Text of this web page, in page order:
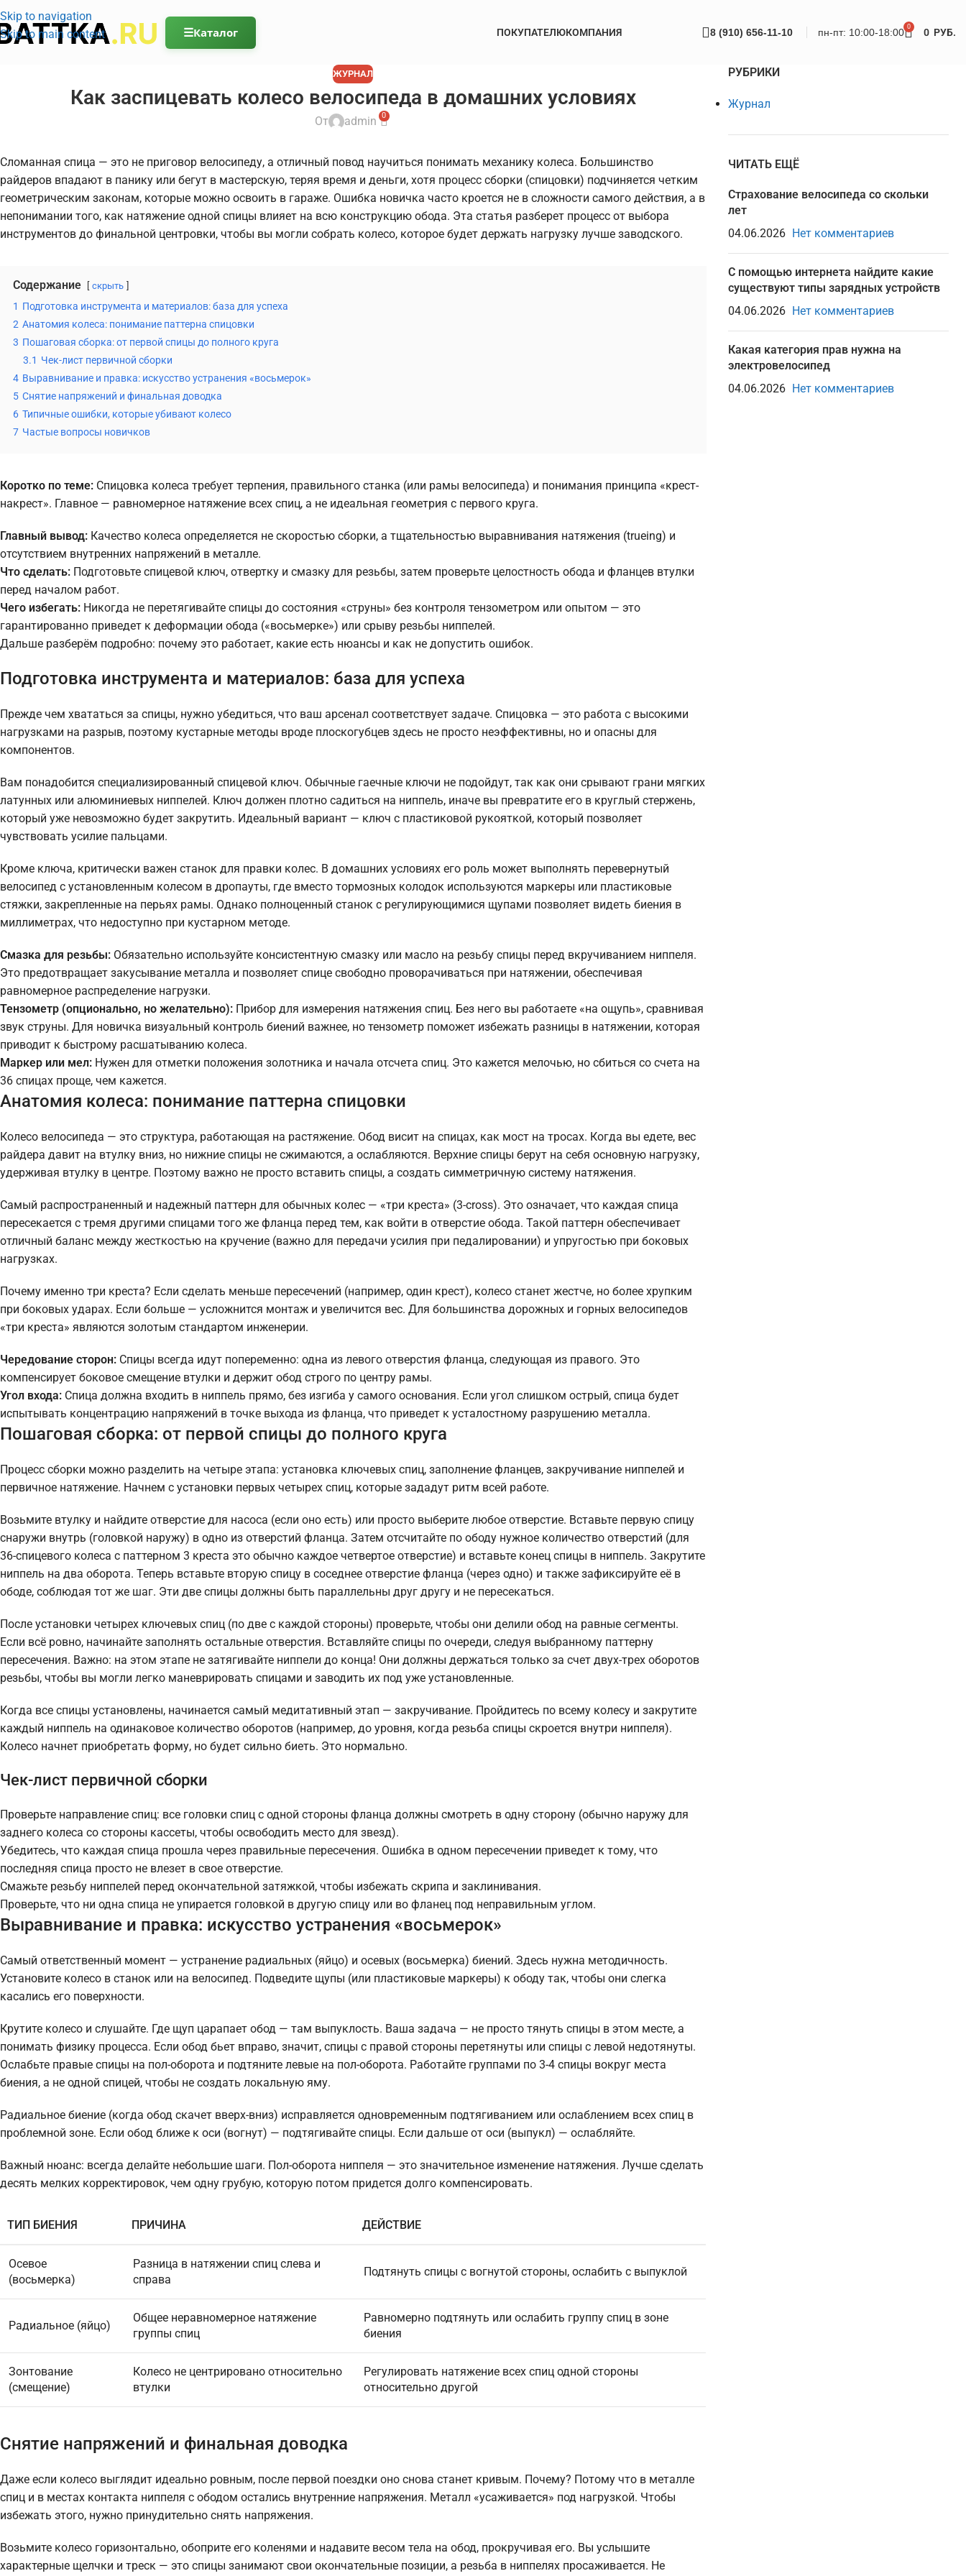
Skip to navigation
Skip to main content
☰Каталог ПОКУПАТЕЛЮКОМПАНИЯ 8 (910) 656-11-10 пн-пт: 10:00-18:00 0 0 РУБ.
ЖУРНАЛ
Как заспицевать колесо велосипеда в домашних условиях
От admin 0
Сломанная спица — это не приговор велосипеду, а отличный повод научиться понимать механику колеса. Большинство
райдеров впадают в панику или бегут в мастерскую, теряя время и деньги, хотя процесс сборки (спицовки) подчиняется четким
геометрическим законам, которые можно освоить в гараже. Ошибка новичка часто кроется не в сложности самого действия, а в
непонимании того, как натяжение одной спицы влияет на всю конструкцию обода. Эта статья разберет процесс от выбора
инструментов до финальной центровки, чтобы вы могли собрать колесо, которое будет держать нагрузку лучше заводского.
Содержание скрыть
1 Подготовка инструмента и материалов: база для успеха
2 Анатомия колеса: понимание паттерна спицовки
3 Пошаговая сборка: от первой спицы до полного круга
3.1 Чек-лист первичной сборки
4 Выравнивание и правка: искусство устранения «восьмерок»
5 Снятие напряжений и финальная доводка
6 Типичные ошибки, которые убивают колесо
7 Частые вопросы новичков
Коротко по теме: Спицовка колеса требует терпения, правильного станка (или рамы велосипеда) и понимания принципа «крест-
накрест». Главное — равномерное натяжение всех спиц, а не идеальная геометрия с первого круга.
Главный вывод: Качество колеса определяется не скоростью сборки, а тщательностью выравнивания натяжения (trueing) и
отсутствием внутренних напряжений в металле.
Что сделать: Подготовьте спицевой ключ, отвертку и смазку для резьбы, затем проверьте целостность обода и фланцев втулки
перед началом работ.
Чего избегать: Никогда не перетягивайте спицы до состояния «струны» без контроля тензометром или опытом — это
гарантированно приведет к деформации обода («восьмерке») или срыву резьбы ниппелей.
Дальше разберём подробно: почему это работает, какие есть нюансы и как не допустить ошибок.
Подготовка инструмента и материалов: база для успеха
Прежде чем хвататься за спицы, нужно убедиться, что ваш арсенал соответствует задаче. Спицовка — это работа с высокими
нагрузками на разрыв, поэтому кустарные методы вроде плоскогубцев здесь не просто неэффективны, но и опасны для
компонентов.
Вам понадобится специализированный спицевой ключ. Обычные гаечные ключи не подойдут, так как они срывают грани мягких
латунных или алюминиевых ниппелей. Ключ должен плотно садиться на ниппель, иначе вы превратите его в круглый стержень,
который уже невозможно будет закрутить. Идеальный вариант — ключ с пластиковой рукояткой, который позволяет
чувствовать усилие пальцами.
Кроме ключа, критически важен станок для правки колес. В домашних условиях его роль может выполнять перевернутый
велосипед с установленным колесом в дропауты, где вместо тормозных колодок используются маркеры или пластиковые
стяжки, закрепленные на перьях рамы. Однако полноценный станок с регулирующимися щупами позволяет видеть биения в
миллиметрах, что недоступно при кустарном методе.
Смазка для резьбы: Обязательно используйте консистентную смазку или масло на резьбу спицы перед вкручиванием ниппеля.
Это предотвращает закусывание металла и позволяет спице свободно проворачиваться при натяжении, обеспечивая
равномерное распределение нагрузки.
Тензометр (опционально, но желательно): Прибор для измерения натяжения спиц. Без него вы работаете «на ощупь», сравнивая
звук струны. Для новичка визуальный контроль биений важнее, но тензометр поможет избежать разницы в натяжении, которая
приводит к быстрому расшатыванию колеса.
Маркер или мел: Нужен для отметки положения золотника и начала отсчета спиц. Это кажется мелочью, но сбиться со счета на
36 спицах проще, чем кажется.
Анатомия колеса: понимание паттерна спицовки
Колесо велосипеда — это структура, работающая на растяжение. Обод висит на спицах, как мост на тросах. Когда вы едете, вес
райдера давит на втулку вниз, но нижние спицы не сжимаются, а ослабляются. Верхние спицы берут на себя основную нагрузку,
удерживая втулку в центре. Поэтому важно не просто вставить спицы, а создать симметричную систему натяжения.
Самый распространенный и надежный паттерн для обычных колес — «три креста» (3-cross). Это означает, что каждая спица
пересекается с тремя другими спицами того же фланца перед тем, как войти в отверстие обода. Такой паттерн обеспечивает
отличный баланс между жесткостью на кручение (важно для передачи усилия при педалировании) и упругостью при боковых
нагрузках.
Почему именно три креста? Если сделать меньше пересечений (например, один крест), колесо станет жестче, но более хрупким
при боковых ударах. Если больше — усложнится монтаж и увеличится вес. Для большинства дорожных и горных велосипедов
«три креста» являются золотым стандартом инженерии.
Чередование сторон: Спицы всегда идут попеременно: одна из левого отверстия фланца, следующая из правого. Это
компенсирует боковое смещение втулки и держит обод строго по центру рамы.
Угол входа: Спица должна входить в ниппель прямо, без изгиба у самого основания. Если угол слишком острый, спица будет
испытывать концентрацию напряжений в точке выхода из фланца, что приведет к усталостному разрушению металла.
Пошаговая сборка: от первой спицы до полного круга
Процесс сборки можно разделить на четыре этапа: установка ключевых спиц, заполнение фланцев, закручивание ниппелей и
первичное натяжение. Начнем с установки первых четырех спиц, которые зададут ритм всей работе.
Возьмите втулку и найдите отверстие для насоса (если оно есть) или просто выберите любое отверстие. Вставьте первую спицу
снаружи внутрь (головкой наружу) в одно из отверстий фланца. Затем отсчитайте по ободу нужное количество отверстий (для
36-спицевого колеса с паттерном 3 креста это обычно каждое четвертое отверстие) и вставьте конец спицы в ниппель. Закрутите
ниппель на два оборота. Теперь вставьте вторую спицу в соседнее отверстие фланца (через одно) и также зафиксируйте её в
ободе, соблюдая тот же шаг. Эти две спицы должны быть параллельны друг другу и не пересекаться.
После установки четырех ключевых спиц (по две с каждой стороны) проверьте, чтобы они делили обод на равные сегменты.
Если всё ровно, начинайте заполнять остальные отверстия. Вставляйте спицы по очереди, следуя выбранному паттерну
пересечения. Важно: на этом этапе не затягивайте ниппели до конца! Они должны держаться только за счет двух-трех оборотов
резьбы, чтобы вы могли легко маневрировать спицами и заводить их под уже установленные.
Когда все спицы установлены, начинается самый медитативный этап — закручивание. Пройдитесь по всему колесу и закрутите
каждый ниппель на одинаковое количество оборотов (например, до уровня, когда резьба спицы скроется внутри ниппеля).
Колесо начнет приобретать форму, но будет сильно биеть. Это нормально.
Чек-лист первичной сборки
Проверьте направление спиц: все головки спиц с одной стороны фланца должны смотреть в одну сторону (обычно наружу для
заднего колеса со стороны кассеты, чтобы освободить место для звезд).
Убедитесь, что каждая спица прошла через правильные пересечения. Ошибка в одном пересечении приведет к тому, что
последняя спица просто не влезет в свое отверстие.
Смажьте резьбу ниппелей перед окончательной затяжкой, чтобы избежать скрипа и заклинивания.
Проверьте, что ни одна спица не упирается головкой в другую спицу или во фланец под неправильным углом.
Выравнивание и правка: искусство устранения «восьмерок»
Самый ответственный момент — устранение радиальных (яйцо) и осевых (восьмерка) биений. Здесь нужна методичность.
Установите колесо в станок или на велосипед. Подведите щупы (или пластиковые маркеры) к ободу так, чтобы они слегка
касались его поверхности.
Крутите колесо и слушайте. Где щуп царапает обод — там выпуклость. Ваша задача — не просто тянуть спицы в этом месте, а
понимать физику процесса. Если обод бьет вправо, значит, спицы с правой стороны перетянуты или спицы с левой недотянуты.
Ослабьте правые спицы на пол-оборота и подтяните левые на пол-оборота. Работайте группами по 3-4 спицы вокруг места
биения, а не одной спицей, чтобы не создать локальную яму.
Радиальное биение (когда обод скачет вверх-вниз) исправляется одновременным подтягиванием или ослаблением всех спиц в
проблемной зоне. Если обод ближе к оси (вогнут) — подтягивайте спицы. Если дальше от оси (выпукл) — ослабляйте.
Важный нюанс: всегда делайте небольшие шаги. Пол-оборота ниппеля — это значительное изменение натяжения. Лучше сделать
десять мелких корректировок, чем одну грубую, которую потом придется долго компенсировать.
ТИП БИЕНИЯ ПРИЧИНА ДЕЙСТВИЕ
Осевое
(восьмерка)
Разница в натяжении спиц слева и
справа
Подтянуть спицы с вогнутой стороны, ослабить с выпуклой
Радиальное (яйцо)
Общее неравномерное натяжение
группы спиц
Равномерно подтянуть или ослабить группу спиц в зоне
биения
Зонтование
(смещение)
Колесо не центрировано относительно
втулки
Регулировать натяжение всех спиц одной стороны
относительно другой
Снятие напряжений и финальная доводка
Даже если колесо выглядит идеально ровным, после первой поездки оно снова станет кривым. Почему? Потому что в металле
спиц и в местах контакта ниппеля с ободом остались внутренние напряжения. Металл «усаживается» под нагрузкой. Чтобы
избежать этого, нужно принудительно снять напряжения.
Возьмите колесо горизонтально, обоприте его коленями и надавите весом тела на обод, прокручивая его. Вы услышите
характерные щелчки и треск — это спицы занимают свои окончательные позиции, а резьба в ниппелях просаживается. Не
РУБРИКИ
Журнал
ЧИТАТЬ ЕЩЁ
Страхование велосипеда со скольки
лет
04.06.2026 Нет комментариев
С помощью интернета найдите какие
существуют типы зарядных устройств
04.06.2026 Нет комментариев
Какая категория прав нужна на
электровелосипед
04.06.2026 Нет комментариев